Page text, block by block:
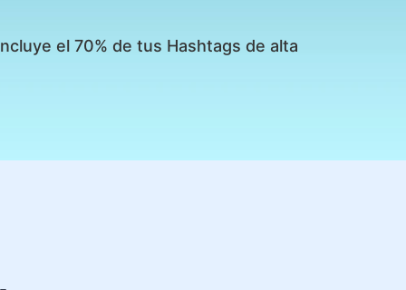
el 70% de tus Hashtags de alta